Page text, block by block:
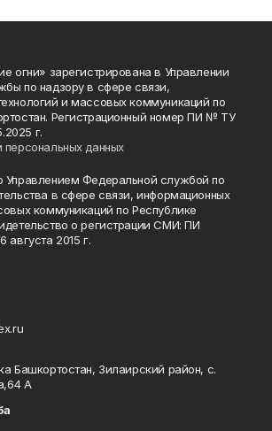
огни» зарегистрирована в Управлении
по надзору в сфере связи,
и массовых коммуникаций по
Регистрационный номер ПИ № ТУ
г.
данных
Управлением Федеральной службой по
в сфере связи, информационных
коммуникаций по Республике
о регистрации СМИ: ПИ
2015 г.
Башкортостан, Зилаирский район, с.
А